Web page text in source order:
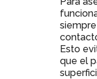
Esto
que el